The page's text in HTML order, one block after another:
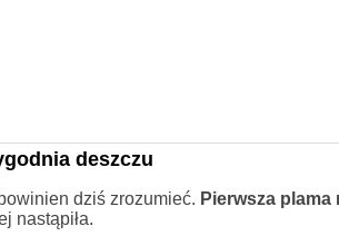
deszczu
dziś zrozumieć. Pierwsza
nastąpiła.